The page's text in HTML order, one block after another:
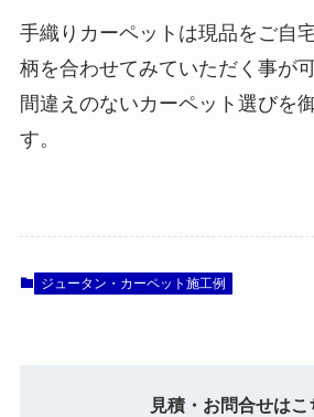
手織りカーペットは現品をご自
柄を合わせてみていただく事が可
間違えのないカーペット選びを
す。
ジュータン・カーペット施工例
見積・お問合せはこ